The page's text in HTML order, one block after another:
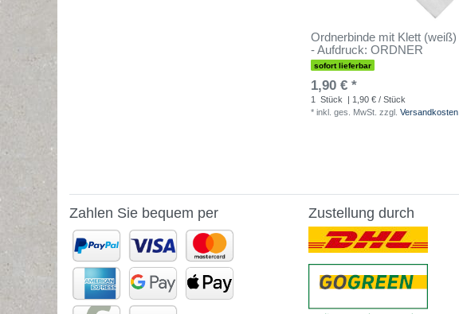
Ordnerbinde mit Klett (weiß)
- Aufdruck: ORDNER
sofort lieferbar
1,90 € *
1 Stück
| 1,90 € / Stück
* inkl. ges. MwSt. zzgl. Versandkosten
Zahlen Sie bequem per Zustellung durch